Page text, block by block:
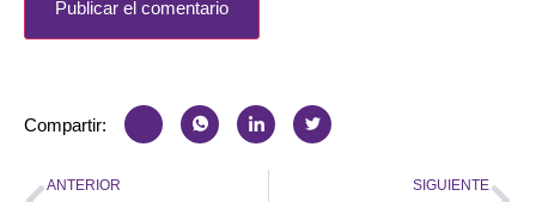
Compartir:
ANTERIOR SIGUIENTE